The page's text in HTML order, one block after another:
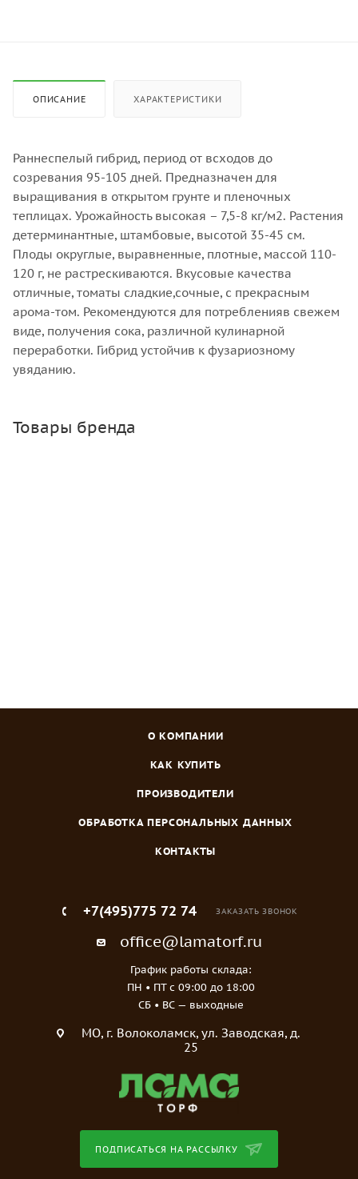
ОПИСАНИЕ ХАРАКТЕРИСТИКИ
Раннеспелый гибрид, период от всходов до
созревания 95-105 дней. Предназначен для
выращивания в открытом грунте и пленочных
теплицах. Урожайность высокая – 7,5-8 кг/м2. Растения
детерминантные, штамбовые, высотой 35-45 см.
Плоды округлые, выравненные, плотные, массой 110-
120 г, не растрескиваются. Вкусовые качества
отличные, томаты сладкие,сочные, с прекрасным
арома-том. Рекомендуются для потребленияв свежем
виде, получения сока, различной кулинарной
переработки. Гибрид устойчив к фузариозному
увяданию.
Товары бренда
О КОМПАНИИ
КАК КУПИТЬ
ПРОИЗВОДИТЕЛИ
ОБРАБОТКА ПЕРСОНАЛЬНЫХ ДАННЫХ
КОНТАКТЫ
+7(495)775 72 74 ЗАКАЗАТЬ ЗВОНОК
office@lamatorf.ru
График работы склада:
ПН • ПТ c 09:00 до 18:00
СБ • ВС — выходные
МO, г. Волоколамск, ул. Заводская, д.
25
ПОДПИСАТЬСЯ НА РАССЫЛКУ